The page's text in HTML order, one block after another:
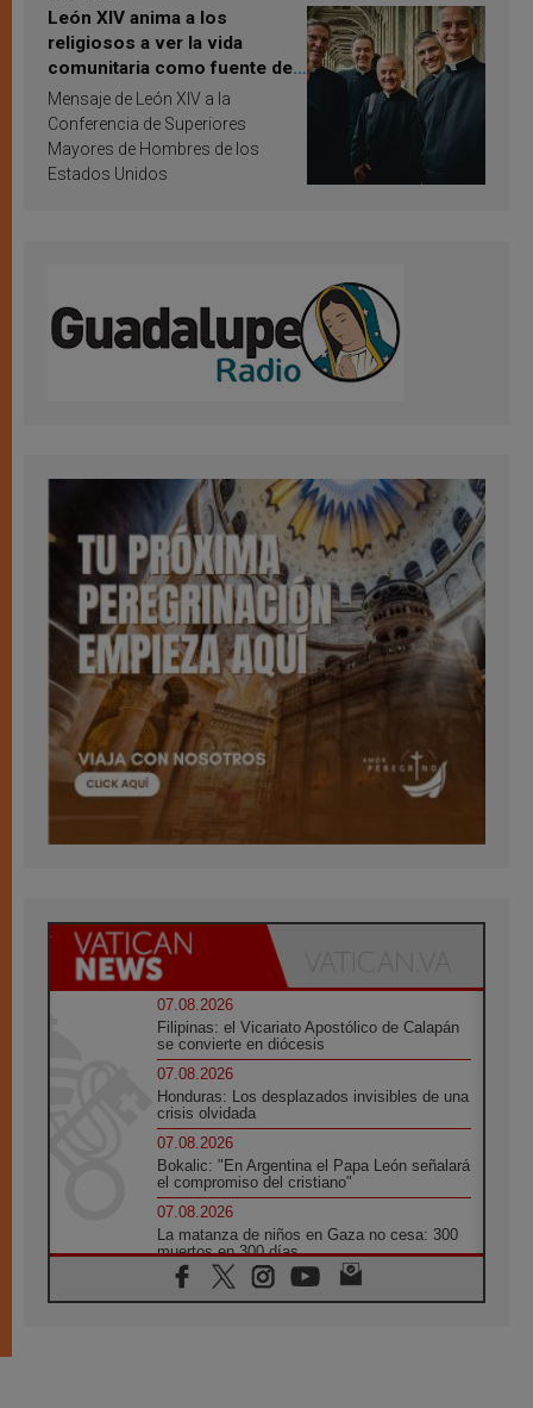
León XIV anima a los
religiosos a ver la vida
comunitaria como fuente de
inspiración y santificación
Mensaje de León XIV a la
Conferencia de Superiores
Mayores de Hombres de los
Estados Unidos
07.08.2026
Filipinas: el Vicariato Apostólico de Calapán
se convierte en diócesis
07.08.2026
Honduras: Los desplazados invisibles de una
crisis olvidada
07.08.2026
Bokalic: "En Argentina el Papa León señalará
el compromiso del cristiano"
07.08.2026
La matanza de niños en Gaza no cesa: 300
muertos en 300 días
07.08.2026
Tagle: La guerra desfigura el mundo, solo la